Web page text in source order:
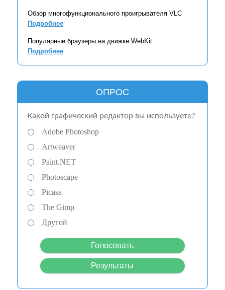
Обзор многофункционального проигрывателя VLC
Подробнее
Популярные браузеры на движке WebKit
Подробнее
ОПРОС
Какой графический редактор вы используете?
Adobe Photoshop
Artweaver
Paint.NET
Photoscape
Picasa
The Gimp
Другой